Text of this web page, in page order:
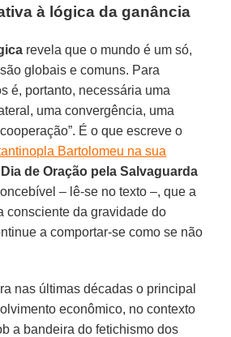
à lógica da ganância
revela que o mundo é um só,
globais e comuns. Para
é, portanto, necessária uma
uma convergência, uma
É o que escreve o
Bartolomeu na sua
Dia de Oração pela Salvaguarda
– lê-se no texto –, que a
consciente da gravidade do
a comportar-se como se não
nas últimas décadas o principal
econômico, no contexto
a bandeira do fetichismo dos